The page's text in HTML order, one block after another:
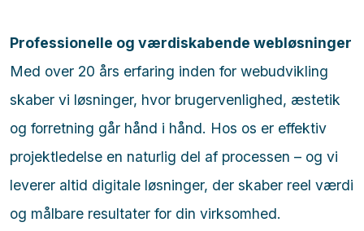
Professionelle og værdiskabende webløsninger
Med over 20 års erfaring inden for webudvikling
skaber vi løsninger, hvor brugervenlighed, æstetik
og forretning går hånd i hånd. Hos os er effektiv
projektledelse en naturlig del af processen – og vi
leverer altid digitale løsninger, der skaber reel værdi
og målbare resultater for din virksomhed.